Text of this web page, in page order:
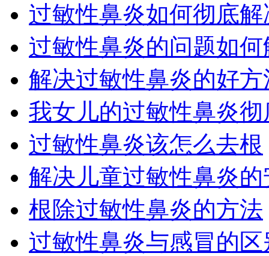
过敏性鼻炎如何彻底解
过敏性鼻炎的问题如何
解决过敏性鼻炎的好方
我女儿的过敏性鼻炎
过敏性鼻炎该怎么去根
解决儿童过敏性鼻炎的
根除过敏性鼻炎的方法
过敏性鼻炎与感冒的区